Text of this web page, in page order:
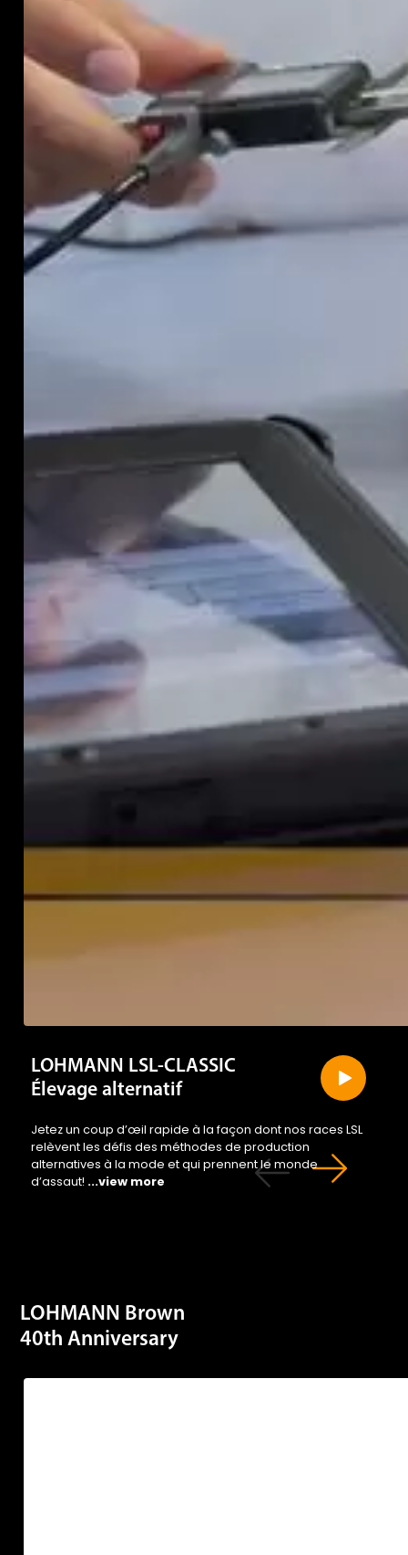
LOHMANN LSL-CLASSIC
Élevage alternatif
relèvent les défis des méthodes de production
alternatives à la mode et qui prennent le monde
d’assaut!...view more
LOHMANN Brown
40th Anniversary